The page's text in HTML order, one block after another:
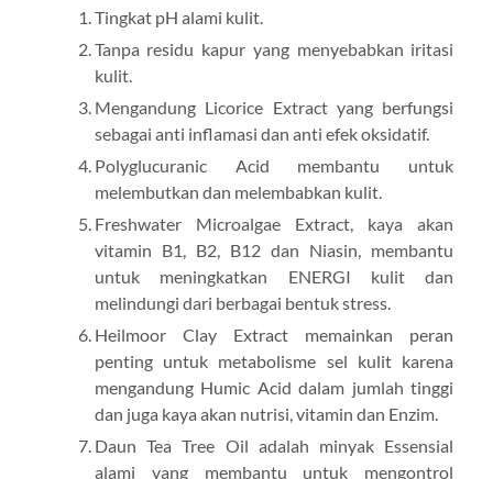
Tingkat pH alami kulit.
Tanpa residu kapur yang menyebabkan iritasi
kulit.
Mengandung Licorice Extract yang berfungsi
sebagai anti inflamasi dan anti efek oksidatif.
Polyglucuranic Acid membantu untuk
melembutkan dan melembabkan kulit.
Freshwater Microalgae Extract, kaya akan
vitamin B1, B2, B12 dan Niasin, membantu
untuk meningkatkan ENERGI kulit dan
melindungi dari berbagai bentuk stress.
Heilmoor Clay Extract memainkan peran
penting untuk metabolisme sel kulit karena
mengandung Humic Acid dalam jumlah tinggi
dan juga kaya akan nutrisi, vitamin dan Enzim.
Daun Tea Tree Oil adalah minyak Essensial
alami yang membantu untuk mengontrol